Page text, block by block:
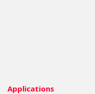
Applications